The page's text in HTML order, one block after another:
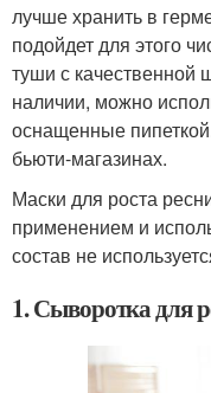
лучше хранить в
подойдет для этого
туши с качественной
наличии, можно
оснащенные
бьюти-магазинах.
Маски для роста
применением и
состав не
1. Сыворотка для